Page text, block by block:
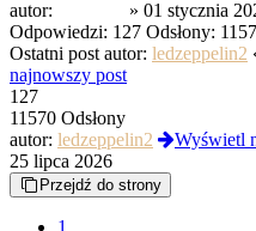
autor:
» 01 stycznia
Odpowiedzi: 127 Odsłony:
Ostatni post autor: ledzeppelin2
najnowszy post
127
11570 Odsłony
autor: ledzeppelin2
Wyświetl
25 lipca 2026
Przejdź do strony
1